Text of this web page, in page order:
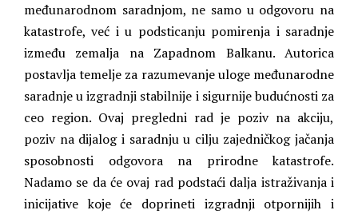
međunarodnom saradnjom, ne samo u odgovoru na
katastrofe, već i u podsticanju pomirenja i saradnje
između zemalja na Zapadnom Balkanu. Autorica
postavlja temelje za razumevanje uloge međunarodne
saradnje u izgradnji stabilnije i sigurnije budućnosti za
ceo region. Ovaj pregledni rad je poziv na akciju,
poziv na dijalog i saradnju u cilju zajedničkog jačanja
sposobnosti odgovora na prirodne katastrofe.
Nadamo se da će ovaj rad podstaći dalja istraživanja i
inicijative koje će doprineti izgradnji otpornijih i